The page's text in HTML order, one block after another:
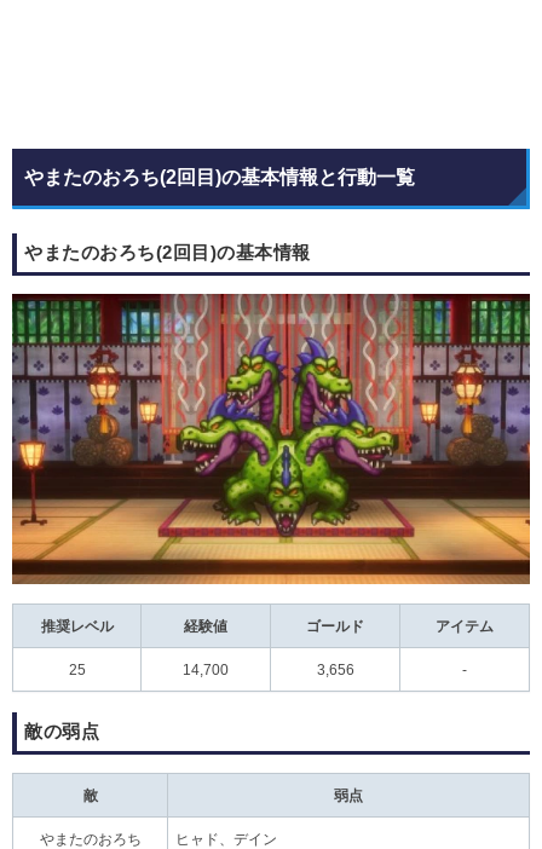
やまたのおろち(2回目)の基本情報と行動一覧
やまたのおろち(2回目)の基本情報
推奨レベル 経験値 ゴールド アイテム
25 14,700 3,656 -
敵の弱点
敵 弱点
やまたのおろち ヒャド、デイン